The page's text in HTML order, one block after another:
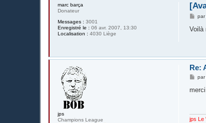
marc barça
Donateur
Messages : 3001
Enregistré le : 06 avr. 2007, 13:30
Localisation : 4030 Liège
M
s
jps
Champions League
Re:
M
s
jps Le